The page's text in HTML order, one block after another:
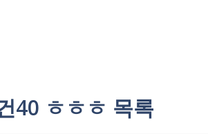
40 ㅎㅎㅎ 목록